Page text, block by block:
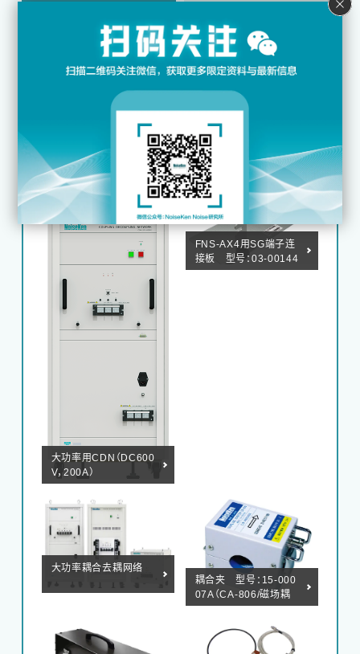
FNS用注入单元（DC65
V/20A）
EFT/B测试仪用脉冲分
压器 MODEL：00-N1
655A
大功率用CDN（DC600
V，200A）
FNS-AX4用SG端子连
接板 型号：03-00144
A
大功率耦合去耦网络
耦合夹 型号：15-000
07A（CA-806/磁场耦
合）
校准用选件